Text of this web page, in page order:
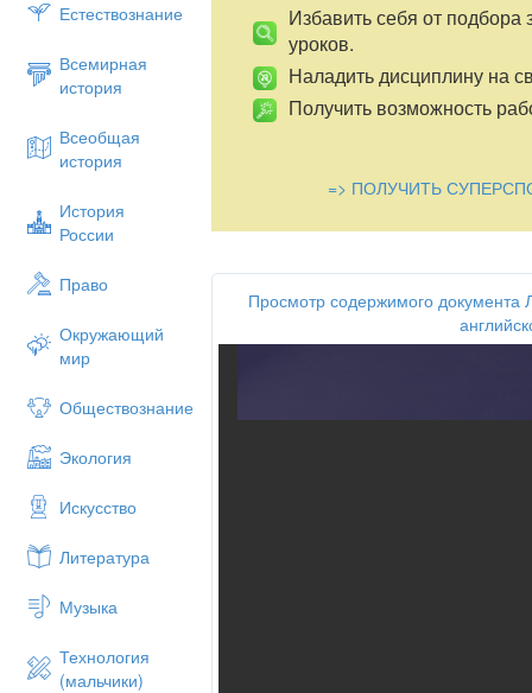
Естествознание
Всемирная
история
Всеобщая
история
История
России
Право
Окружающий
мир
Обществознание
Экология
Искусство
Литература
Музыка
Технология
(мальчики)
Избавить себя от подбора
уроков.
Наладить дисциплину на
Получить возможность
=> ПОЛУЧИТЬ
Просмотр содержимого документа